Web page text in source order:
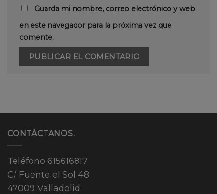
Guarda mi nombre, correo electrónico y web
en este navegador para la próxima vez que
comente.
CONTÁCTANOS.
Teléfono 615616817
C/ Fuente el Sol 48
47009 Valladolid.